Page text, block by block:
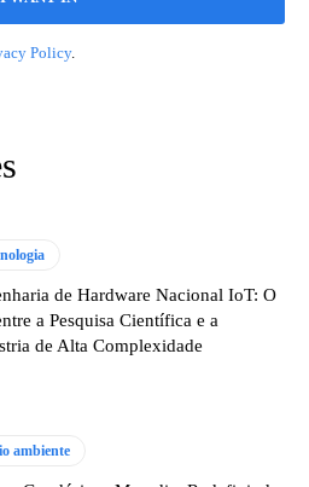
Policy.
de Hardware Nacional IoT: O
a Pesquisa Científica e a
de Alta Complexidade
ambiente